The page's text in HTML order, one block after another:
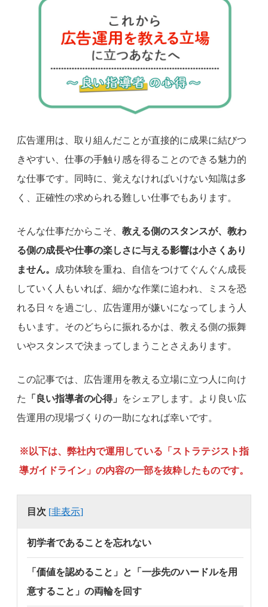
広告運用は、取り組んだことが直接的に成果に結びつ
きやすい、仕事の手触り感を得ることのできる魅力的
な仕事です。同時に、覚えなければいけない知識は多
く、正確性の求められる難しい仕事でもあります。
そんな仕事だからこそ、 教える側のスタンスが、教わ
る側の成長や仕事の楽しさに与える影響は小さくあり
ません。
成功体験を重ね、自信をつけてぐんぐん成長
していく人もいれば、細かな作業に追われ、ミスを恐
れる日々を過ごし、広告運用が嫌いになってしまう人
もいます。そのどちらに振れるかは、教える側の振舞
いやスタンスで決まってしまうことさえあります。
この記事では、広告運用を教える立場に立つ人に向け
た
「良い指導者の心得」
をシェアします。より良い広
告運用の現場づくりの一助になれば幸いです。
※以下は、弊社内で運用している「ストラテジスト指
導ガイドライン」の内容の一部を抜粋したものです。
目次 [非表示]
初学者であることを忘れない
「価値を認めること」と「一歩先のハードルを用
意すること」の両輪を回す